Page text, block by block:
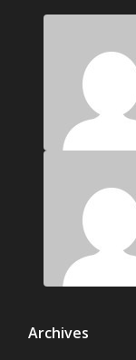
Archives